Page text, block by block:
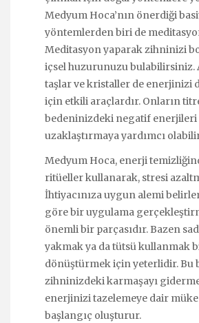
Medyum Hoca’nın önerdiği
yöntemlerden biri de
Meditasyon yaparak zihninizi
içsel huzurunuzu bulabilirsiniz.
taşlar ve kristaller de enerjinizi
için etkili araçlardır. Onların
bedeninizdeki negatif enerjileri
uzaklaştırmaya yardımcı
Medyum Hoca, enerji
ritüeller kullanarak, stresi
İhtiyacınıza uygun alemi
göre bir uygulama
önemli bir parçasıdır. Bazen
yakmak ya da tütsü kullanmak
dönüştürmek için yeterlidir. Bu
zihninizdeki karmaşayı
enerjinizi tazelemeye dair
başlangıç oluşturur.